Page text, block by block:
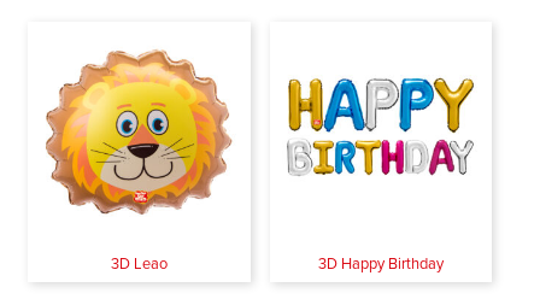
3D Leao 3D Happy Birthday